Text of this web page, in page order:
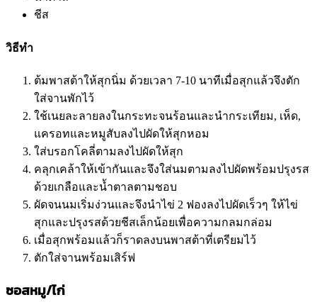
ชีส
วิธีทำ
ต้มพาสต้าให้สุกนิ่ม ด้วยเวลา 7-10 นาทีเมื่อสุกแล้วจึงตัก
ใส่จานพักไว้
ใช้เนยละลายลงในกระทะจนร้อนและนำกระเทียม, เห็ด,
แครอทและหมูสับลงไปผัดให้สุกหอม
ใส่บรอกโคลี่ตามลงไปผัดให้สุก
คลุกเคล้าให้เข้ากันและจึงใส่นมตามลงไปผัดพร้อมปรุงรส
ด้วยเกลือและน้ำตาลตามชอบ
ผัดจนนมเริ่มง่วนและจึงนำไข่ 2 ฟองลงไปผัดเร็วๆ ให้ไข่
สุกและปรุงรสด้วยชีสเล็กน้อยเพื่อความกลมกล่อม
เมื่อสุกพร้อมแล้วก็ราดลงบนพาสต้าที่เตรียมไว้
ตักใส่จานพร้อมเสิร์ฟ
ซอสหมู/ไก่